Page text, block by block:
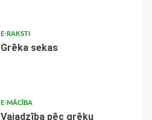
E-RAKSTI
Grēka sekas
E-MĀCĪBA
Vajadzība pēc grēku